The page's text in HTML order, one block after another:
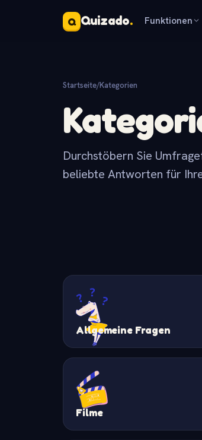
Q Quizado. Funktionen
Startseite/Kategorien
Durchstöbern Sie
beliebte Antworten für
Allgemeine Fragen
Filme